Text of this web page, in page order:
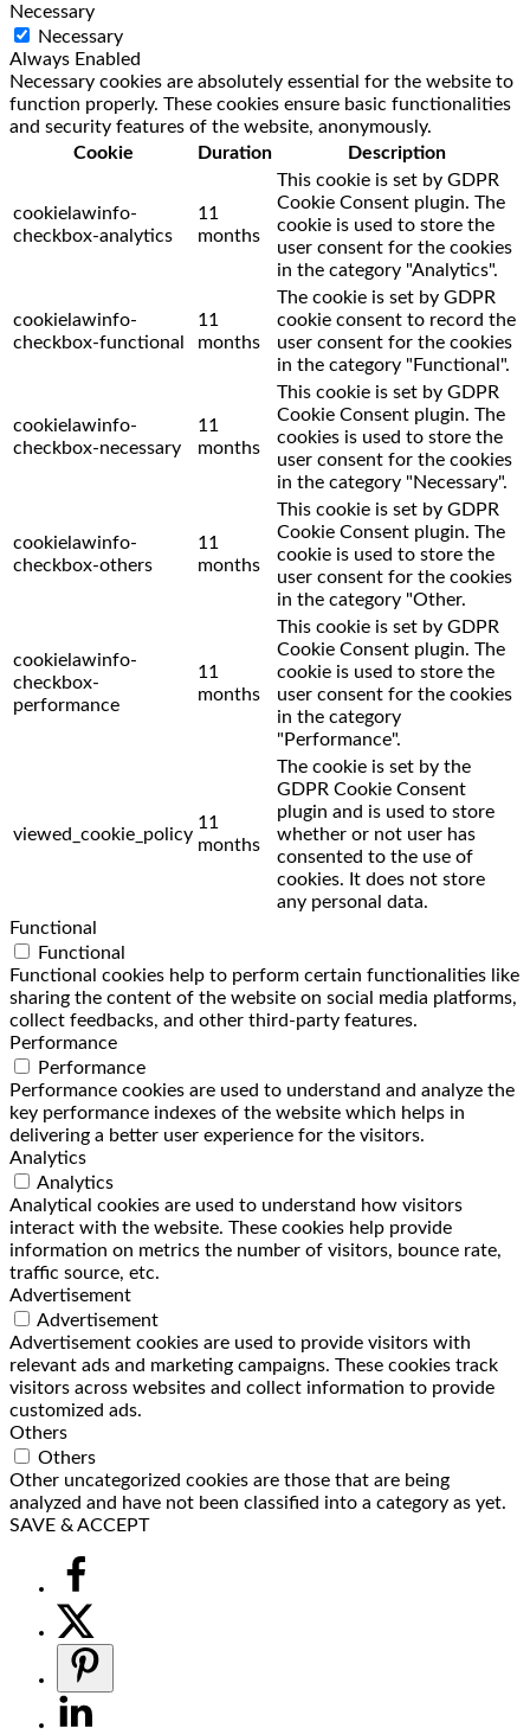
Necessary
Necessary
Always Enabled
Necessary cookies are absolutely essential for the website to
function properly. These cookies ensure basic functionalities
and security features of the website, anonymously.
Cookie
Duration Description
cookielawinfo-
checkbox-analytics
11
months
This cookie is set by GDPR
Cookie Consent plugin. The
cookie is used to store the
user consent for the cookies
in the category "Analytics".
cookielawinfo-
checkbox-functional
11
months
The cookie is set by GDPR
cookie consent to record the
user consent for the cookies
in the category "Functional".
cookielawinfo-
checkbox-necessary
11
months
This cookie is set by GDPR
Cookie Consent plugin. The
cookies is used to store the
user consent for the cookies
in the category "Necessary".
cookielawinfo-
checkbox-others
11
months
This cookie is set by GDPR
Cookie Consent plugin. The
cookie is used to store the
user consent for the cookies
in the category "Other.
cookielawinfo-
checkbox-
performance
11
months
This cookie is set by GDPR
Cookie Consent plugin. The
cookie is used to store the
user consent for the cookies
in the category
"Performance".
viewed_cookie_policy
11
months
The cookie is set by the
GDPR Cookie Consent
plugin and is used to store
whether or not user has
consented to the use of
cookies. It does not store
any personal data.
Functional
Functional
Functional cookies help to perform certain functionalities like
sharing the content of the website on social media platforms,
collect feedbacks, and other third-party features.
Performance
Performance
Performance cookies are used to understand and analyze the
key performance indexes of the website which helps in
delivering a better user experience for the visitors.
Analytics
Analytics
Analytical cookies are used to understand how visitors
interact with the website. These cookies help provide
information on metrics the number of visitors, bounce rate,
traffic source, etc.
Advertisement
Advertisement
Advertisement cookies are used to provide visitors with
relevant ads and marketing campaigns. These cookies track
visitors across websites and collect information to provide
customized ads.
Others
Others
Other uncategorized cookies are those that are being
analyzed and have not been classified into a category as yet.
SAVE & ACCEPT